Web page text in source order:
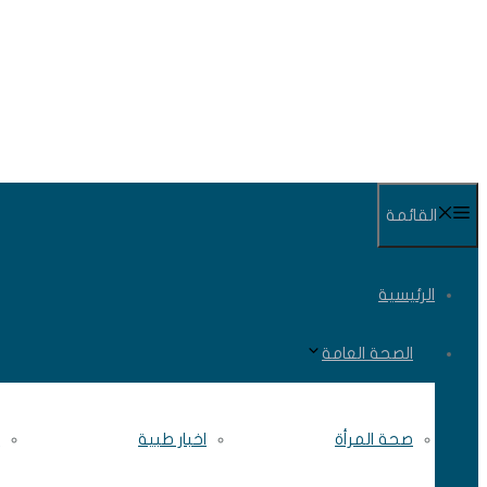
القائمة
الرئيسية
الصحة العامة
صحة المرأة اخبار طبية